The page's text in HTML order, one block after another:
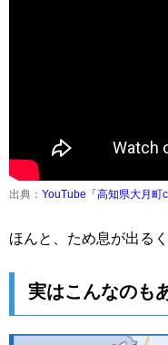
出典： YouTube「高知県大月町
ほんと、ため息が出る
実はこんなのも